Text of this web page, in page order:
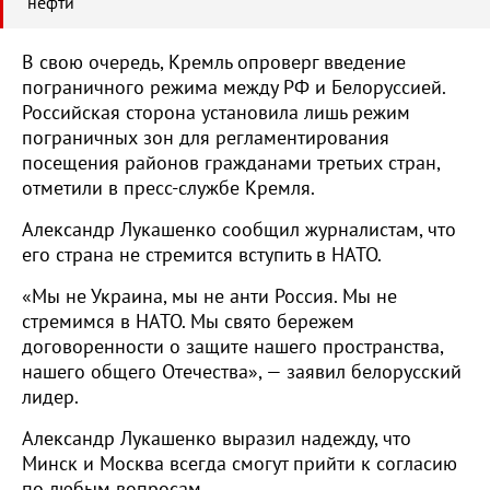
В свою очередь, Кремль опроверг введение
пограничного режима между РФ и Белоруссией.
Российская сторона установила лишь режим
пограничных зон для регламентирования
посещения районов гражданами третьих стран,
отметили в пресс-службе Кремля.
Александр Лукашенко сообщил журналистам, что
его страна не стремится вступить в НАТО.
«Мы не Украина, мы не анти Россия. Мы не
стремимся в НАТО. Мы свято бережем
договоренности о защите нашего пространства,
нашего общего Отечества», — заявил белорусский
лидер.
Александр Лукашенко выразил надежду, что
Минск и Москва всегда смогут прийти к согласию